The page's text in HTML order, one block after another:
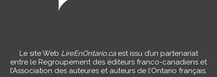
Le site Web LireEnOntario.caest issu d’un partenariat
entre le Regroupement des éditeurs franco-canadiens et
l’Association des auteures et auteurs de l’Ontario français.